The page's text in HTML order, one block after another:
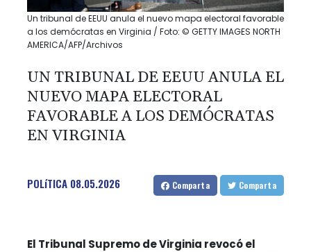
Un tribunal de EEUU anula el nuevo mapa electoral favorable
a los demócratas en Virginia / Foto: © GETTY IMAGES NORTH
AMERICA/AFP/Archivos
UN TRIBUNAL DE EEUU ANULA EL
NUEVO MAPA ELECTORAL
FAVORABLE A LOS DEMÓCRATAS
EN VIRGINIA
POLíTICA 08.05.2026 Comparta Comparta
El Tribunal Supremo de Virginia revocó el